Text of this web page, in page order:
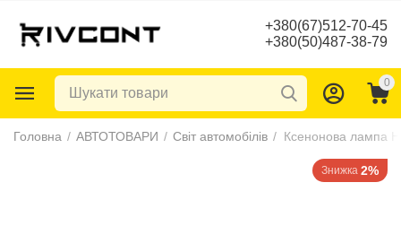
+380(67)512-70-45
+380(50)487-38-79
0
Головна / АВТОТОВАРИ / Світ автомобілів / Ксенонова лампа
Знижка 2%